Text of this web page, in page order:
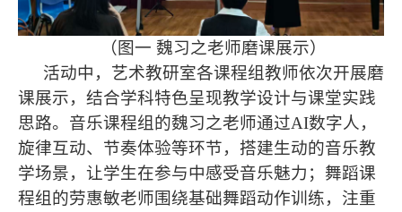
（图一 魏习之老师磨课展示）
活动中，艺术教研室各课程组教师依次开展磨
课展示，结合学科特色呈现教学设计与课堂实践
思路。音乐课程组的魏习之老师通过AI数字人，
旋律互动、节奏体验等环节，搭建生动的音乐教
学场景，让学生在参与中感受音乐魅力；舞蹈课
程组的劳惠敏老师围绕基础舞蹈动作训练，注重